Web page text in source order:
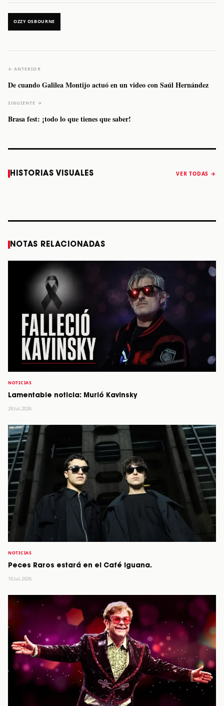
OZZY OSBOURNE
← ANTERIOR
De cuando Galilea Montijo actuó en un video con Saúl Hernández
SIGUIENTE →
Brasa fest: ¡todo lo que tienes que saber!
HISTORIAS VISUALES VER TODAS →
Caifanes regresa
a Monterrey el
Fallece Felipe
Staiti, guitarrista
anuncia “Reality
NOTAS RELACIONADAS
NOTICIAS
Lamentable noticia: Murió Kavinsky
29 Jul, 2026
NOTICIAS
Peces Raros estará en el Café Iguana.
16 Jul, 2026